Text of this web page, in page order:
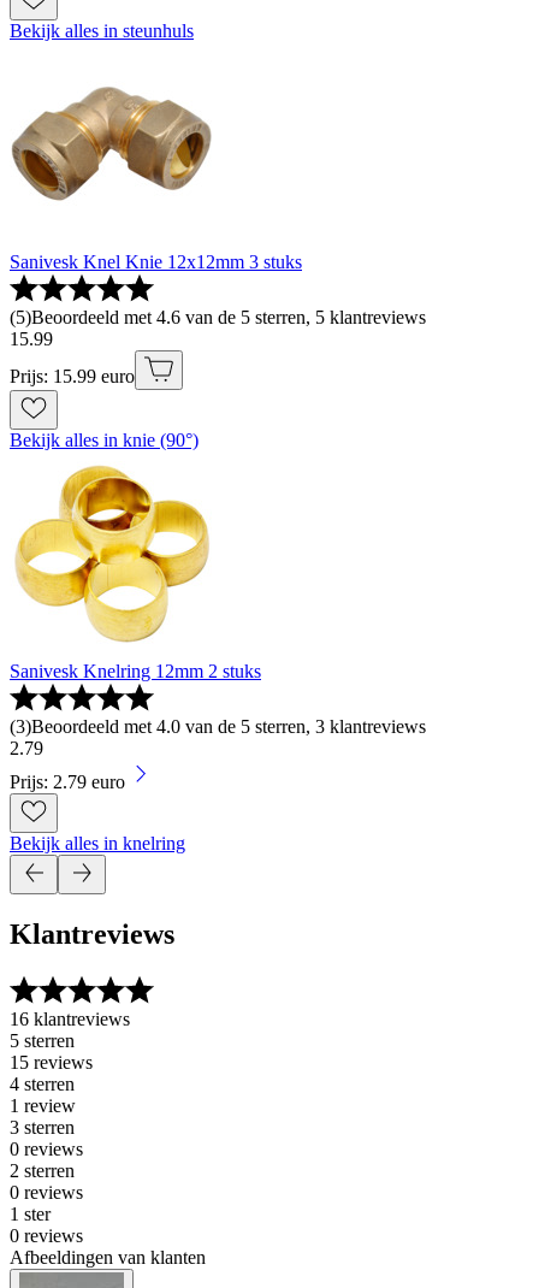
Bekijk alles in steunhuls
Sanivesk Knel Knie 12x12mm 3 stuks
(5)Beoordeeld met 4.6 van de 5 sterren, 5 klantreviews
15.99
Prijs: 15.99 euro
Bekijk alles in knie (90°)
Sanivesk Knelring 12mm 2 stuks
(3)Beoordeeld met 4.0 van de 5 sterren, 3 klantreviews
2.79
Prijs: 2.79 euro
Bekijk alles in knelring
Klantreviews
16 klantreviews
5 sterren
15 reviews
4 sterren
1 review
3 sterren
0 reviews
2 sterren
0 reviews
1 ster
0 reviews
Afbeeldingen van klanten